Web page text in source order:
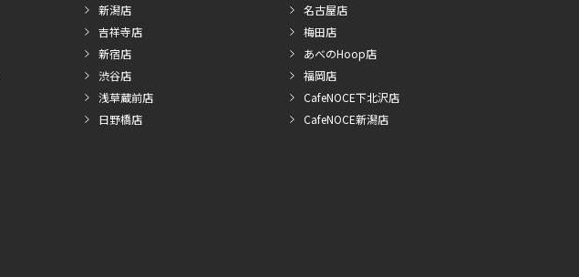
新潟店
吉祥寺店
新宿店
渋谷店
浅草蔵前店
日野橋店
名古屋店
梅田店
あべのHoop店
福岡店
CafeNOCE下北沢店
CafeNOCE新潟店